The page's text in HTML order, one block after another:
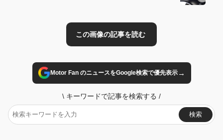
Motor Fan のニュースをGoogle検索で優先表示→
\ キーワードで記事を検索する /
検索